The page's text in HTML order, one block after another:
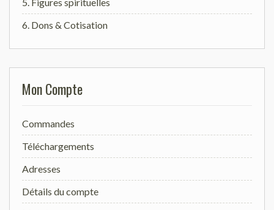
6. Dons & Cotisation
Mon Compte
Commandes
Téléchargements
Adresses
Détails du compte